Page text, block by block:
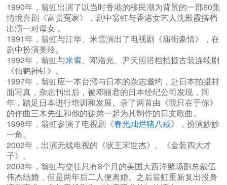
1990年，翁虹出演了以当时香港的移民潮为背景的一部60集
情境喜剧《富贵冤家》，剧中翁虹与香港女艺人沈殿霞搭档
出演一对母女 。
1991年，翁虹与江华、米雪演出了电视剧《庙街豪情》，在
剧中扮演美玲。
1992年，翁虹与米雪、邓浩光、尹天照搭档拍摄古装连续剧
《仙鹤神针》。
1997年，翁虹应一本台湾与日本的杂志邀约，赴日本拍摄封
面写真，杂志刊出后，被邓丽君的日本经纪公司发现，同
年，踏足日本进行培训和发展。录了两首由《我只在乎你》
的作曲三木先生和他的徒弟一起为其制作的日文歌曲。
1998年，翁虹参演了电视剧《春光灿烂猪八戒》，扮演妙妙
一角。
2002年，出演无线电视的《状王宋世杰》、《金装四大才
子》。
2003年，翁虹与交往只有8个月的美国大西洋赌场副总裁伍
伟杰结婚，但是两年后二人便离婚。之后翁虹重新复出投身